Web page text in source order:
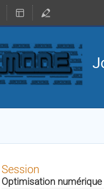
Session
Optimisation numérique